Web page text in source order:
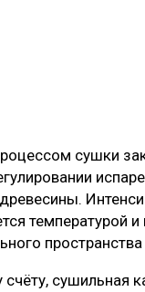
сушки
температурой
сушильная